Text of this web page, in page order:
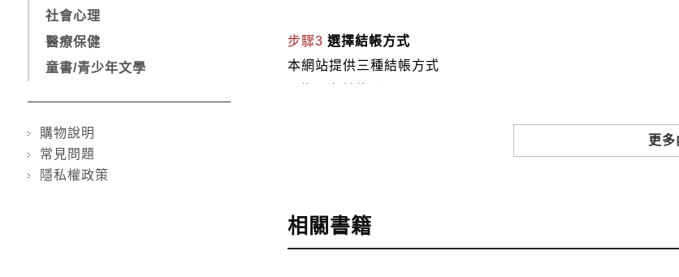
社會心理
醫療保健
童書/青少年文學
購物說明
常見問題
隱私權政策
步驟3 選擇結帳方式
本網站提供三種結帳方式
3.郵局劃撥: 選擇郵局劃撥時，請於三日內至郵局填寫劃撥單，
訂購完成後，可至會員專區查詢「我的訂單」，查詢訂單處理的
更多
相關書籍